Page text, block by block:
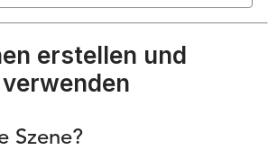
erstellen und
verwenden
Szene?